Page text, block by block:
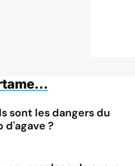
sont les dangers du
d'agave ?